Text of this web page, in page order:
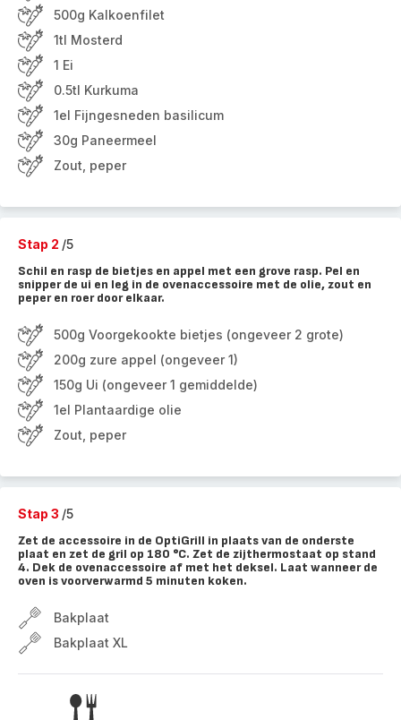
500g Kalkoenfilet
1tl Mosterd
1 Ei
0.5tl Kurkuma
1el Fijngesneden basilicum
30g Paneermeel
Zout, peper
Stap 2 /5
Schil en rasp de bietjes en appel met een grove rasp. Pel en
snipper de ui en leg in de ovenaccessoire met de olie, zout en
peper en roer door elkaar.
500g Voorgekookte bietjes (ongeveer 2 grote)
200g zure appel (ongeveer 1)
150g Ui (ongeveer 1 gemiddelde)
1el Plantaardige olie
Zout, peper
Stap 3 /5
Zet de accessoire in de OptiGrill in plaats van de onderste
plaat en zet de gril op 180 °C. Zet de zijthermostaat op stand
4. Dek de ovenaccessoire af met het deksel. Laat wanneer de
oven is voorverwarmd 5 minuten koken.
Bakplaat
Bakplaat XL